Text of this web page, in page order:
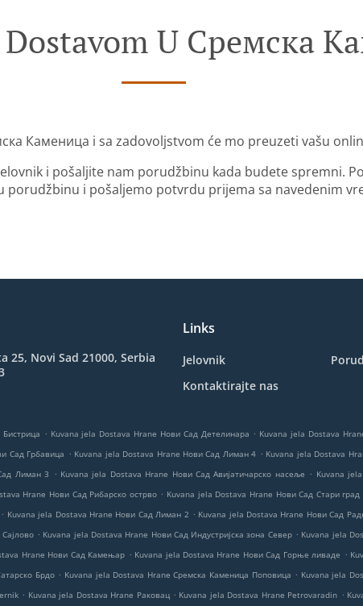
U Сремска
Каменица i sa zadovoljstvom će mo preuzeti vašu
i pošaljite nam porudžbinu kada budete spremni.
porudžbinu i pošaljemo potvrdu prijema sa navedenim
25, Novi Sad 21000, Serbia
Links
Jelovnik
Kontaktirajte nas
. Kuvana jela Dostava Hrane Нови Сад Детелинара . Kuvana jela Dostava
Сад Грбавица . Kuvana jela Dostava Hrane Нови Сад Лиман 4 . Kuvana jela Dostava
Лиман 3 . Kuvana jela Dostava Hrane Нови Сад Авијатичарско насеље . Kuvana
Hrane Нови Сад Рибарско острво . Kuvana jela Dostava Hrane Нови Сад Стари град
. Kuvana jela Dostava Hrane Нови Сад Лиман 2 . Kuvana jela Dostava Hrane Нови Сад
. Kuvana jela Dostava Hrane Нови Сад Индустријска зона Север . Kuvana jela
Hrane Нови Сад Камењар . Kuvana jela Dostava Hrane Нови Сад Горње ливаде .
Брдо . Kuvana jela Dostava Hrane Сремска Каменица Поповица . Kuvana jela
. Kuvana jela Dostava Hrane Раковац . Kuvana jela Dostava Hrane Petrovaradin .